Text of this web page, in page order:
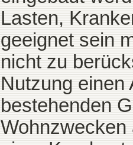
Lasten,
geeignet sein
nicht zu
Nutzung einen
bestehenden
Wohnzwecken